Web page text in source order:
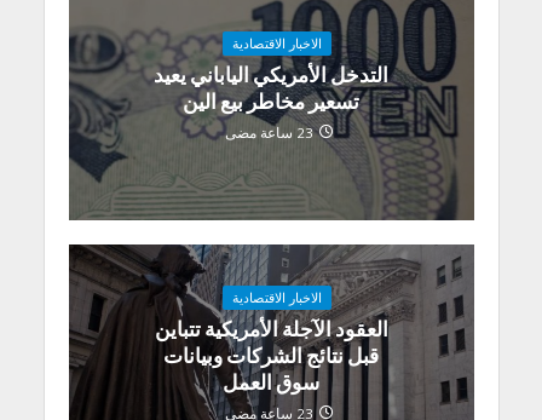
الاخبار الاقتصادية
التدخل الأمريكي الياباني يعيد
تسعير مخاطر بيع الين
23 ساعة مضى
الاخبار الاقتصادية
العقود الآجلة الأمريكية تتباين
قبل نتائج الشركات وبيانات
سوق العمل
23 ساعة مضى